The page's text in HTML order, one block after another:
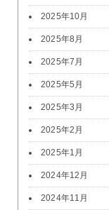
2025年10月
2025年8月
2025年7月
2025年5月
2025年3月
2025年2月
2025年1月
2024年12月
2024年11月